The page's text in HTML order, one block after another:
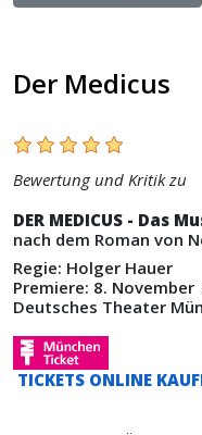
Der Medicus
Bewertung und Kritik zu
DER MEDICUS - Das
nach dem Roman von
Regie: Holger Hauer
Premiere: 8. November
Deutsches Theater
TICKETS ONLINE